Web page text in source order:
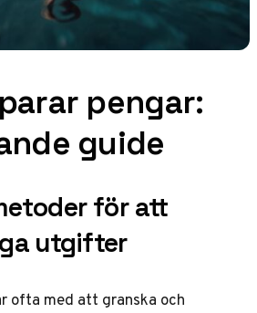
pengar:
guide
för att
utgifter
ofta med att granska och